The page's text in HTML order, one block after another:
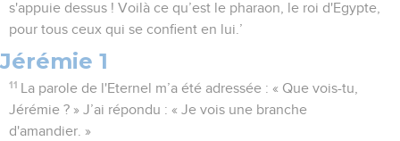
s'appuie dessus ! Voilà ce qu’est le pharaon, le roi d'Egypte,
pour tous ceux qui se confient en lui.’
Jérémie 1
11
La parole de l'Eternel m’a été adressée : « Que vois-tu,
Jérémie ? » J’ai répondu : « Je vois une branche
d'amandier. »